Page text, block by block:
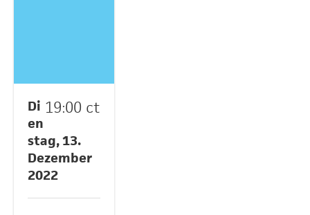
19:00 ct
Di
en
stag, 13.
Dezember
2022